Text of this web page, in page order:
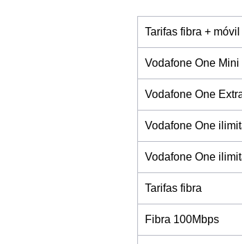
Tarifas fibra + móvil
Vodafone One Mini
Vodafone One
Vodafone One
Vodafone One
Tarifas fibra
Fibra 100Mbps